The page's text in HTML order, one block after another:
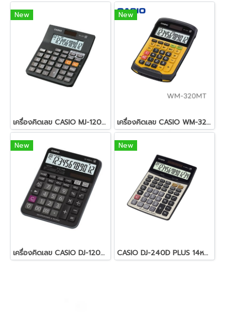
New
เครื่องคิดเลข CASIO MJ-120D PLUS
New
เครื่องคิดเลข CASIO WM-320MT
New
เครื่องคิดเลข CASIO DJ-120D PLUS
New
CASIO DJ-240D PLUS 14หลัก